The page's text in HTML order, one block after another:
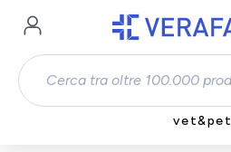
Passa al contenuto principale
vet&pet